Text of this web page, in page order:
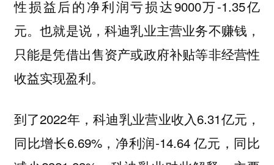
性损益后的净利润亏损达9000万-1.35亿
元。也就是说，科迪乳业主营业务不赚钱，
只能是凭借出售资产或政府补贴等非经营性
收益实现盈利。
到了2022年，科迪乳业营业收入6.31亿元，
同比增长6.69%，净利润-14.64 亿元，同比